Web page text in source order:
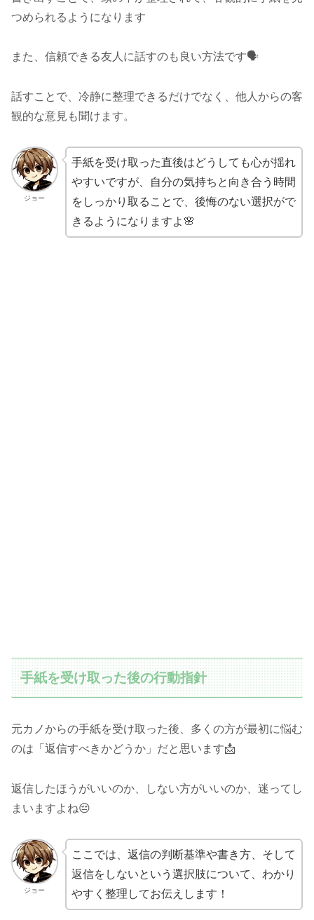
つめられるようになります
また、信頼できる友人に話すのも良い方法です🗣️
話すことで、冷静に整理できるだけでなく、他人からの客
観的な意見も聞けます。
ジョー
手紙を受け取った直後はどうしても心が揺れ
やすいですが、自分の気持ちと向き合う時間
をしっかり取ることで、後悔のない選択がで
きるようになりますよ🌸
手紙を受け取った後の行動指針
元カノからの手紙を受け取った後、多くの方が最初に悩む
のは「返信すべきかどうか」だと思います📩
返信したほうがいいのか、しない方がいいのか、迷ってし
まいますよね😔
ジョー
ここでは、返信の判断基準や書き方、そして
返信をしないという選択肢について、わかり
やすく整理してお伝えします！